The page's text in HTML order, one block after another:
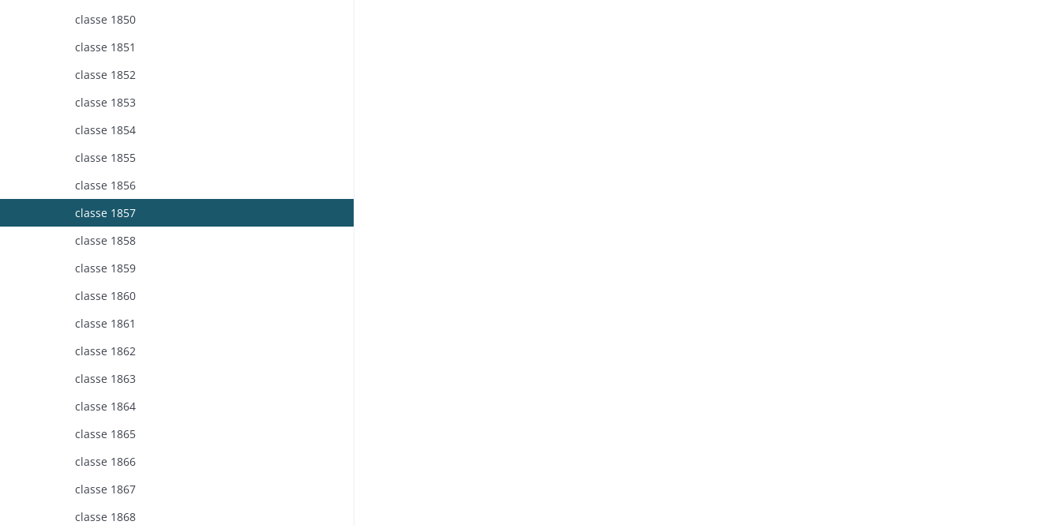
classe 1850
classe 1851
classe 1852
classe 1853
classe 1854
classe 1855
classe 1856
classe 1857
classe 1858
classe 1859
classe 1860
classe 1861
classe 1862
classe 1863
classe 1864
classe 1865
classe 1866
classe 1867
classe 1868